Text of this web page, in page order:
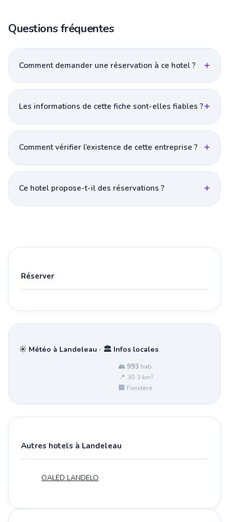
Questions fréquentes
Comment demander une réservation à ce hotel ?
Les informations de cette fiche sont-elles fiables ?
Comment vérifier l’existence de cette entreprise ?
Ce hotel propose-t-il des réservations ?
Réserver
☀️ Météo à Landeleau · 🏛️ Infos locales
👥 993 hab.
📍 30.3 km²
🏢 Finistère
Autres hotels à Landeleau
OALED LANDELO